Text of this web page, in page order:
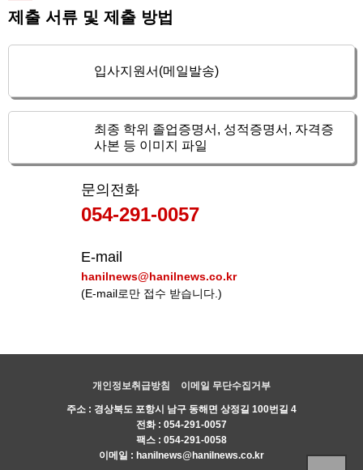
제출 서류 및 제출 방법
입사지원서(메일발송)
최종 학위 졸업증명서, 성적증명서, 자격증
사본 등 이미지 파일
문의전화
054-291-0057
E-mail
hanilnews@hanilnews.co.kr
(E-mail로만 접수 받습니다.)
개인정보취급방침 이메일 무단수집거부
주소 : 경상북도 포항시 남구 동해면 상정길 100번길 4
전화 : 054-291-0057
팩스 : 054-291-0058
이메일 : hanilnews@hanilnews.co.kr